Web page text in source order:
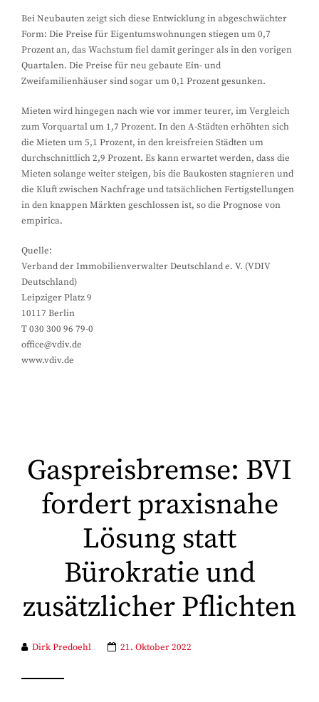
Bei Neubauten zeigt sich diese Entwicklung in abgeschwächter
Form: Die Preise für Eigentumswohnungen stiegen um 0,7
Prozent an, das Wachstum fiel damit geringer als in den vorigen
Quartalen. Die Preise für neu gebaute Ein- und
Zweifamilienhäuser sind sogar um 0,1 Prozent gesunken.
Mieten wird hingegen nach wie vor immer teurer, im Vergleich
zum Vorquartal um 1,7 Prozent. In den A-Städten erhöhten sich
die Mieten um 5,1 Prozent, in den kreisfreien Städten um
durchschnittlich 2,9 Prozent. Es kann erwartet werden, dass die
Mieten solange weiter steigen, bis die Baukosten stagnieren und
die Kluft zwischen Nachfrage und tatsächlichen Fertigstellungen
in den knappen Märkten geschlossen ist, so die Prognose von
empirica.
Quelle:
Verband der Immobilienverwalter Deutschland e. V. (VDIV
Deutschland)
Leipziger Platz 9
10117 Berlin
T 030 300 96 79-0
office@vdiv.de
www.vdiv.de
Gaspreisbremse: BVI
fordert praxisnahe
Lösung statt
Bürokratie und
zusätzlicher Pflichten
Dirk Predoehl 21. Oktober 2022